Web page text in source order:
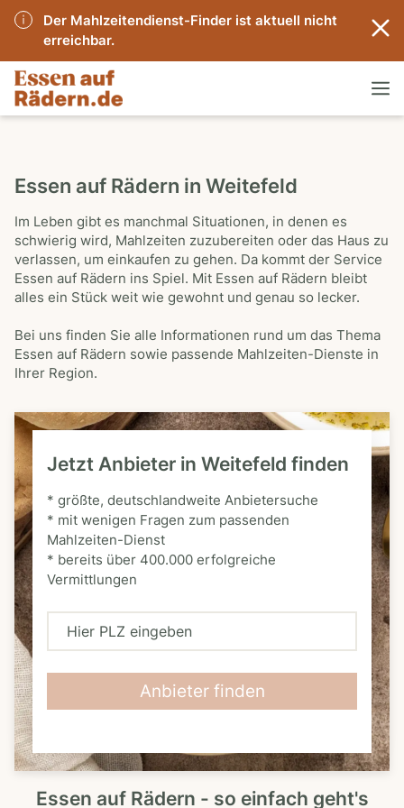
Der Mahlzeitendienst-Finder ist aktuell nicht
erreichbar.
Essen auf Rädern in Weitefeld
Im Leben gibt es manchmal Situationen, in denen es
schwierig wird, Mahlzeiten zuzubereiten oder das Haus zu
verlassen, um einkaufen zu gehen. Da kommt der Service
Essen auf Rädern ins Spiel. Mit Essen auf Rädern bleibt
alles ein Stück weit wie gewohnt und genau so lecker.
Bei uns finden Sie alle Informationen rund um das Thema
Essen auf Rädern sowie passende Mahlzeiten-Dienste in
Ihrer Region.
Jetzt Anbieter in Weitefeld finden
* größte, deutschlandweite Anbietersuche
* mit wenigen Fragen zum passenden
Mahlzeiten-Dienst
* bereits über 400.000 erfolgreiche
Vermittlungen
H
L
Anbieter finden
Essen auf Rädern - so einfach geht's